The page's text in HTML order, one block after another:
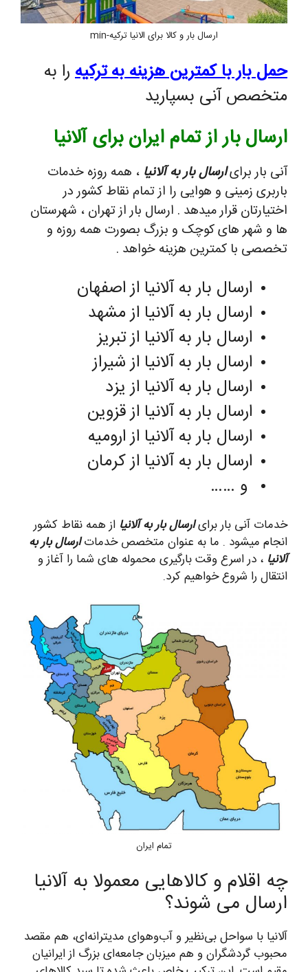
ارسال بار و کالا برای الانیا ترکیه-min
حمل بار با کمترین هزینه به ترکیه را به
متخصص آنی بسپارید
ارسال بار از تمام ایران برای آلانیا
آنی بار برایارسال بار به آلانیا ، همه روزه خدمات
باربری زمینی و هوایی را از تمام نقاط کشور در
اختیارتان قرار میدهد . ارسال بار از تهران ، شهرستان
ها و شهر های کوچک و بزرگ بصورت همه روزه و
تخصصی با کمترین هزینه خواهد .
ارسال بار به آلانیا از اصفهان
ارسال بار به آلانیا از مشهد
ارسال بار به آلانیا از تبریز
ارسال بار به آلانیا از شیراز
ارسال بار به آلانیا از یزد
ارسال بار به آلانیا از قزوین
ارسال بار به آلانیا از ارومیه
ارسال بار به آلانیا از کرمان
و ……
خدمات آنی بار برایارسال بار به آلانیا از همه نقاط کشور
انجام میشود . ما به عنوان متخصص خدماتارسال بار به
آلانیا ، در اسرع وقت بارگیری محموله های شما را آغاز و
انتقال را شروع خواهیم کرد.
تمام ایران
چه اقلام و کالاهایی معمولا به آلانیا
ارسال می شوند؟
آلانیا با سواحل بی‌نظیر و آب‌وهوای مدیترانه‌ای، هم مقصد
محبوب گردشگران و هم میزبان جامعه‌ای بزرگ از ایرانیان